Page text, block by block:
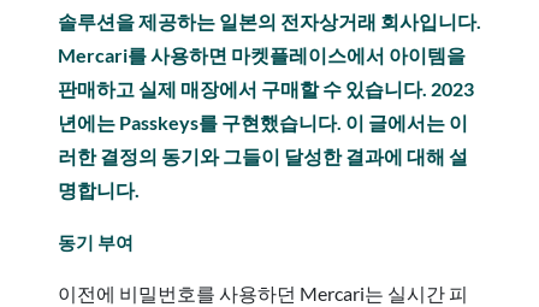
솔루션을 제공하는 일본의 전자상거래 회사입니다.
Mercari를 사용하면 마켓플레이스에서 아이템을
판매하고 실제 매장에서 구매할 수 있습니다. 2023
년에는 Passkeys를 구현했습니다. 이 글에서는 이
러한 결정의 동기와 그들이 달성한 결과에 대해 설
명합니다.
동기 부여
이전에 비밀번호를 사용하던 Mercari는 실시간 피